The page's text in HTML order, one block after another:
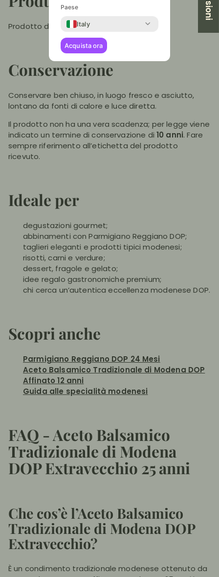
Prodotto da Acetaia Montale Rangone
Conservazione
Conservare ben chiuso, in luogo fresco e asciutto,
lontano da fonti di calore e luce diretta.
Il prodotto non ha una vera scadenza; per legge viene
indicato un termine di conservazione di 10 anni. Fare
sempre riferimento all’etichetta del prodotto
ricevuto.
Ideale per
degustazioni gourmet;
abbinamenti con Parmigiano Reggiano DOP;
taglieri eleganti e prodotti tipici modenesi;
risotti, carni e verdure;
dessert, fragole e gelato;
idee regalo gastronomiche premium;
chi cerca un’autentica eccellenza modenese DOP.
Scopri anche
Parmigiano Reggiano DOP 24 Mesi
Aceto Balsamico Tradizionale di Modena DOP
Affinato 12 anni
Guida alle specialità modenesi
FAQ - Aceto Balsamico
Tradizionale di Modena
DOP Extravecchio 25 anni
Che cos’è l’Aceto Balsamico
Tradizionale di Modena DOP
Extravecchio?
È un condimento tradizionale modenese ottenuto da
Paese
Italy
Acquista ora